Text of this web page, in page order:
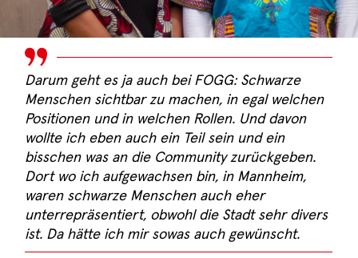
Darum geht es ja auch bei FOGG: Schwarze
Menschen sichtbar zu machen, in egal welchen
Positionen und in welchen Rollen. Und davon
wollte ich eben auch ein Teil sein und ein
bisschen was an die Community zurückgeben.
Dort wo ich aufgewachsen bin, in Mannheim,
waren schwarze Menschen auch eher
unterrepräsentiert, obwohl die Stadt sehr divers
ist. Da hätte ich mir sowas auch gewünscht.